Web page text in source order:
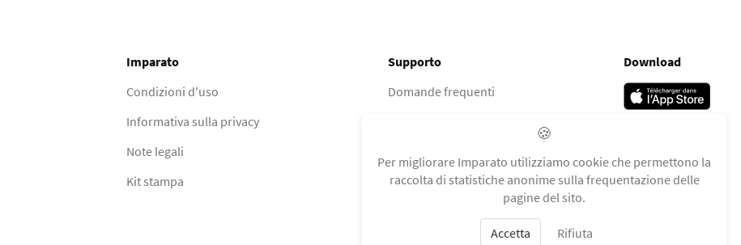
Imparato
Condizioni d'uso
Informativa sulla privacy
Note legali
Kit stampa
Supporto
Domande frequenti
Download
🍪
Per migliorare Imparato utilizziamo cookie che permettono la
raccolta di statistiche anonime sulla frequentazione delle
pagine del sito.
Accetta Rifiuta